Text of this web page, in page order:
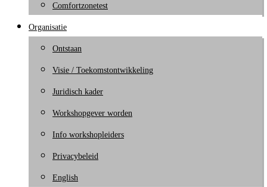
Comfortzonetest
Organisatie
Ontstaan
Visie / Toekomstontwikkeling
Juridisch kader
Workshopgever worden
Info workshopleiders
Privacybeleid
English